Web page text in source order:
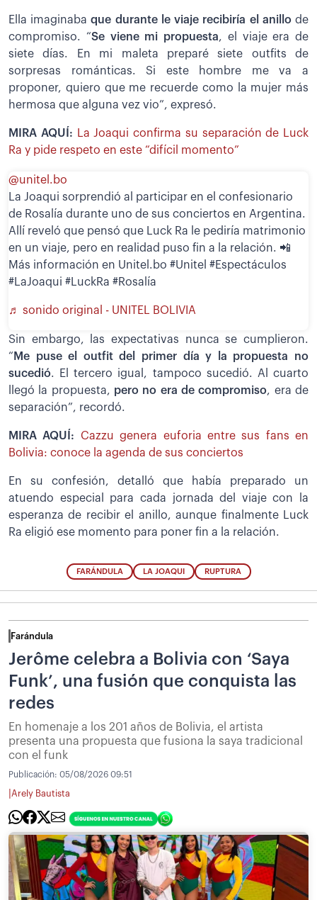
Ella imaginabaque durante le viaje recibiría el anillode
compromiso. “Se viene mi propuesta, el viaje era de
siete días. En mi maleta preparé siete outfits de
sorpresas románticas. Si este hombre me va a
proponer, quiero que me recuerde como la mujer más
hermosa que alguna vez vio”, expresó.
MIRA AQUÍ: La Joaqui confirma su separación de Luck
Ra y pide respeto en este “difícil momento”
@unitel.bo
La Joaqui sorprendió al participar en el confesionario
de Rosalía durante uno de sus conciertos en Argentina.
Allí reveló que pensó que Luck Ra le pediría matrimonio
en un viaje, pero en realidad puso fin a la relación. 📲
Más información en Unitel.bo #Unitel #Espectáculos
#LaJoaqui #LuckRa #Rosalía
♬ sonido original - UNITEL BOLIVIA
Sin embargo, las expectativas nunca se cumplieron.
“ Me puse el outfit del primer día y la propuesta no
sucedió. El tercero igual, tampoco sucedió. Al cuarto
llegó la propuesta, pero no era de compromiso, era de
separación”, recordó.
MIRA AQUÍ: Cazzu genera euforia entre sus fans en
Bolivia: conoce la agenda de sus conciertos
En su confesión, detalló que había preparado un
atuendo especial para cada jornada del viaje con la
esperanza de recibir el anillo, aunque finalmente Luck
Ra eligió ese momento para poner fin a la relación.
FARÁNDULA LA JOAQUI RUPTURA
Farándula
Jerôme celebra a Bolivia con ‘Saya
Funk’, una fusión que conquista las
redes
En homenaje a los 201 años de Bolivia, el artista
presenta una propuesta que fusiona la saya tradicional
con el funk
Publicación: 05/08/2026 09:51
Arely Bautista